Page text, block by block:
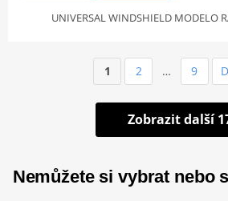
UNIVERSAL WINDSHIELD MODELO
1 2 … 9
Zobrazit další
Nemůžete si vybrat nebo